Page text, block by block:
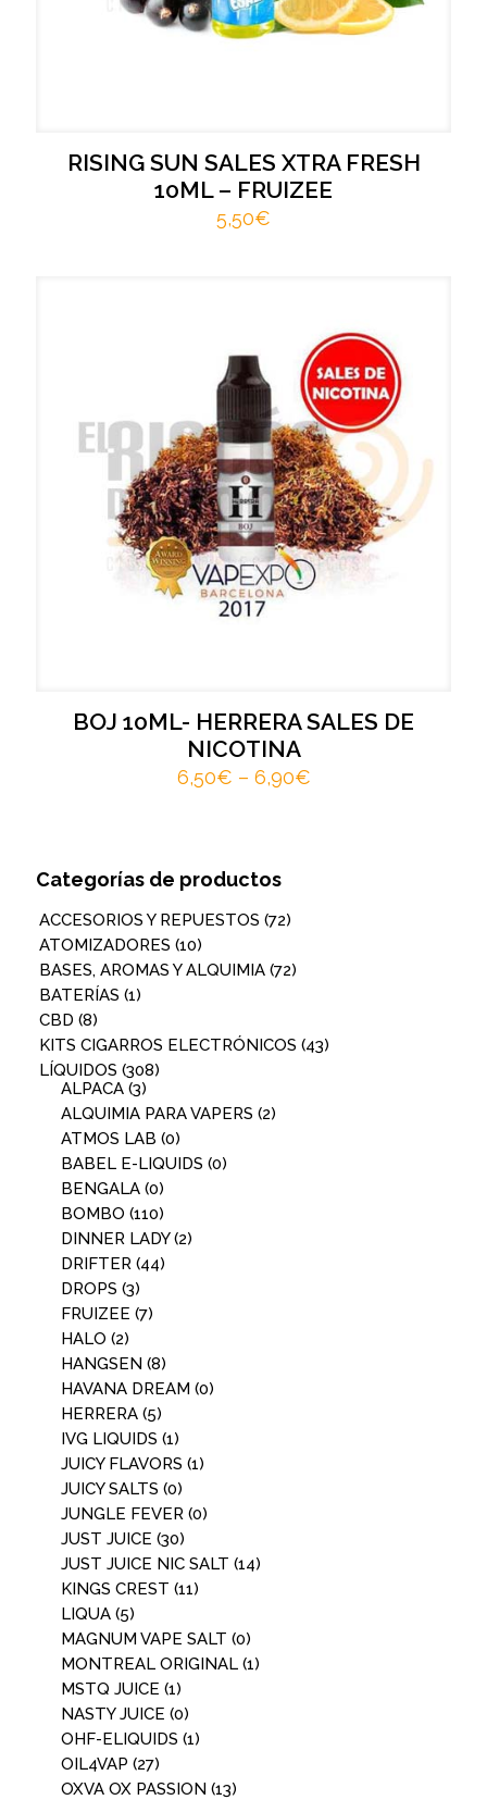
RISING SUN SALES XTRA FRESH
10ML – FRUIZEE
5,50€
BOJ 10ML- HERRERA SALES DE
NICOTINA
6,50€ – 6,90€
Categorías de productos
ACCESORIOS Y REPUESTOS (72)
ATOMIZADORES (10)
BASES, AROMAS Y ALQUIMIA (72)
BATERÍAS (1)
CBD (8)
KITS CIGARROS ELECTRÓNICOS (43)
LÍQUIDOS (308)
ALPACA (3)
ALQUIMIA PARA VAPERS (2)
ATMOS LAB (0)
BABEL E-LIQUIDS (0)
BENGALA (0)
BOMBO (110)
DINNER LADY (2)
DRIFTER (44)
DROPS (3)
FRUIZEE (7)
HALO (2)
HANGSEN (8)
HAVANA DREAM (0)
HERRERA (5)
IVG LIQUIDS (1)
JUICY FLAVORS (1)
JUICY SALTS (0)
JUNGLE FEVER (0)
JUST JUICE (30)
JUST JUICE NIC SALT (14)
KINGS CREST (11)
LIQUA (5)
MAGNUM VAPE SALT (0)
MONTREAL ORIGINAL (1)
MSTQ JUICE (1)
NASTY JUICE (0)
OHF-ELIQUIDS (1)
OIL4VAP (27)
OXVA OX PASSION (13)